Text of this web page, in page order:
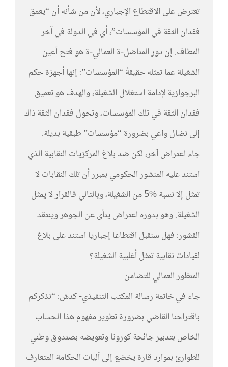
تعترض على الاقتطاع الإجباري، لأن من شأنه أن “يعمق
فقدان الثقة في المؤسسات”، أي في الدولة في آخر
المطاف. إن دور المناضل-ة العمالي-ة هو فتح أعين
الشغيلة عما تمثله حقيقةً “المؤسسات”: إنها أجهزة حكم
البرجوازية لإدامة استغلال الشغيلة، والهدف هو تعميق
فقدان الثقة في تلك المؤسسات، وتحول فقدان الثقة ذاك
إلى نضال واعي بضرورة “مؤسسات” طبقية بديلة.
جاء اعتراض آخر، لكن ضد بلاغ المركزيات النقابية الذي
استند عليه المنشور الحكومي بمبرر أن تلك النقابات لا
تمثل إلا نسبة %5 من الشغيلة، وبالتالي فالقرار لا يمثل
الشغيلة. وهو بدوره اعتراض ينأى عن الجوهر وينتقد
القشور: فهل سنقبل اقتطاعا إجباريا استند على بلاغ
لقيادات نقابية تمثل أغلبية الشغيلة؟
المنظور العمالي للتضامن
جاء في خاتمة رسالة المكتب التنفيذي- كدش: “نذكركم
باقتراحنا القاضي بضرورة تطوير مفهوم هذا الحساب
الخاص بتدبير جائحة كورونا وتعويضه بصندوق وطني
للطوارئ بموارد قارة يخضع إلى آليات الحكامة المتعارف